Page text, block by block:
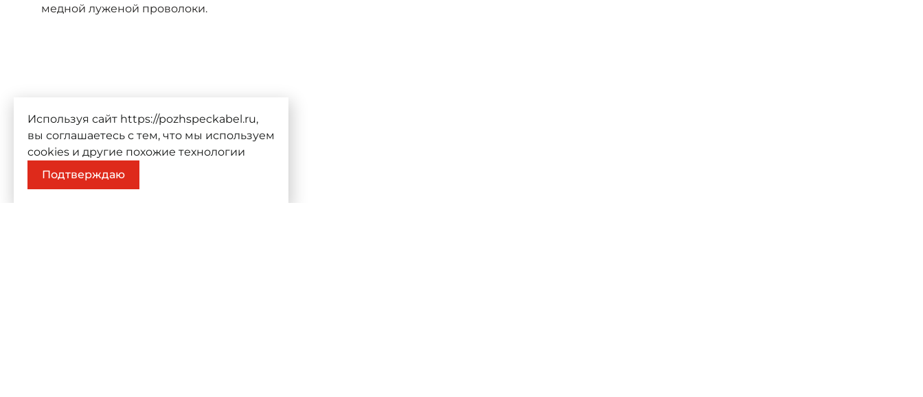
медной луженой проволоки.
Используя сайт https://pozhspeckabel.ru,
вы соглашаетесь с тем, что мы используем
cookies и другие похожие технологии
Подтверждаю